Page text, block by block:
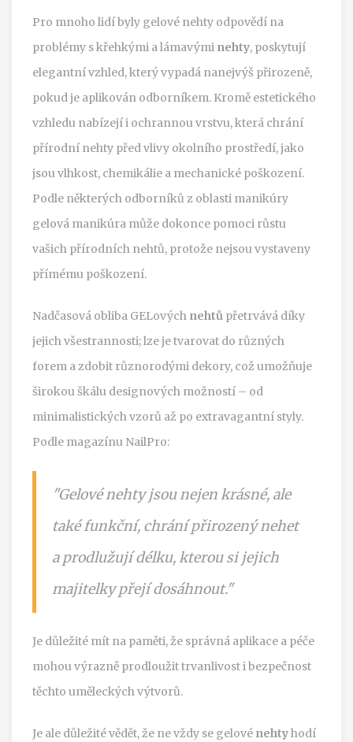
Pro mnoho lidí byly gelové nehty odpovědí na
problémy s křehkými a lámavými nehty, poskytují
elegantní vzhled, který vypadá nanejvýš přirozeně,
pokud je aplikován odborníkem. Kromě estetického
vzhledu nabízejí i ochrannou vrstvu, která chrání
přírodní nehty před vlivy okolního prostředí, jako
jsou vlhkost, chemikálie a mechanické poškození.
Podle některých odborníků z oblasti manikúry
gelová manikúra může dokonce pomoci růstu
vašich přírodních nehtů, protože nejsou vystaveny
přímému poškození.
Nadčasová obliba GELových nehtů přetrvává díky
jejich všestrannosti; lze je tvarovat do různých
forem a zdobit různorodými dekory, což umožňuje
širokou škálu designových možností – od
minimalistických vzorů až po extravagantní styly.
Podle magazínu NailPro:
"Gelové nehty jsou nejen krásné, ale
také funkční, chrání přirozený nehet
a prodlužují délku, kterou si jejich
majitelky přejí dosáhnout."
Je důležité mít na paměti, že správná aplikace a péče
mohou výrazně prodloužit trvanlivost i bezpečnost
těchto uměleckých výtvorů.
Je ale důležité vědět, že ne vždy se gelové nehtyhodí